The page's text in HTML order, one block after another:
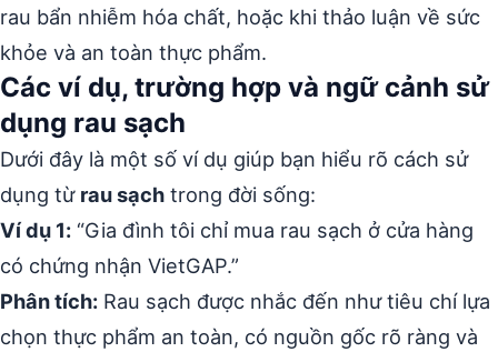
rau bẩn nhiễm hóa chất, hoặc khi thảo luận về sức
khỏe và an toàn thực phẩm.
Các ví dụ, trường hợp và ngữ cảnh sử
dụng rau sạch
Dưới đây là một số ví dụ giúp bạn hiểu rõ cách sử
dụng từ rau sạch trong đời sống:
Ví dụ 1: “Gia đình tôi chỉ mua rau sạch ở cửa hàng
có chứng nhận VietGAP.”
Phân tích: Rau sạch được nhắc đến như tiêu chí lựa
chọn thực phẩm an toàn, có nguồn gốc rõ ràng và